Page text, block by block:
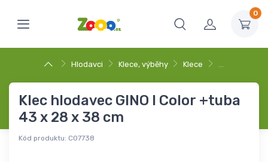
0
Hlodavci Klece, výběhy Klece …
Klec hlodavec GINO I Color +tuba
43 x 28 x 38 cm
Kód produktu: C07738